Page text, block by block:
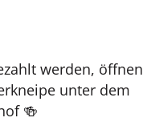
werden, öffnen
unter dem
🍻